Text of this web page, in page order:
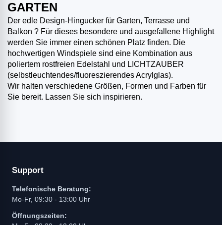
GARTEN
Der edle Design-Hingucker für Garten, Terrasse und
Balkon ? Für dieses besondere und ausgefallene Highlight
werden Sie immer einen schönen Platz finden. Die
hochwertigen Windspiele sind eine Kombination aus
poliertem rostfreien Edelstahl und LICHTZAUBER
(selbstleuchtendes/fluoreszierendes Acrylglas).
Wir halten verschiedene Größen, Formen und Farben für
Sie bereit. Lassen Sie sich inspirieren.
Support
Telefonische Beratung:
Mo-Fr, 09:30 - 13:00 Uhr
Öffnungszeiten: